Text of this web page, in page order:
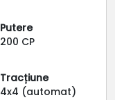
Putere
200 CP
Tracțiune
4x4 (automat)